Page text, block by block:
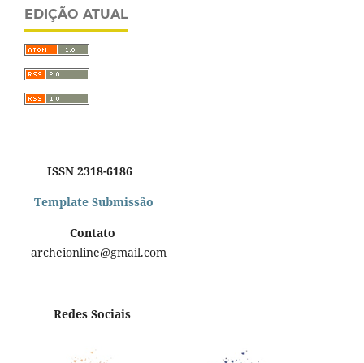
EDIÇÃO ATUAL
ISSN 2318-6186
Template Submissão
Contato
archeionline@gmail.com
Redes Sociais